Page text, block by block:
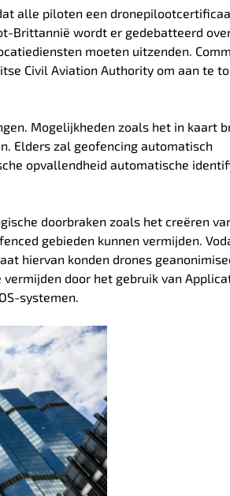
alle piloten een
Brittannië wordt er gedebatteerd
moeten uitzenden.
Civil Aviation Authority om aan te
Mogelijkheden zoals het in kaart
Elders zal geofencing automatisch
opvallendheid automatische
doorbraken zoals het creëren
gebieden kunnen vermijden.
hiervan konden drones
door het gebruik van
systemen.